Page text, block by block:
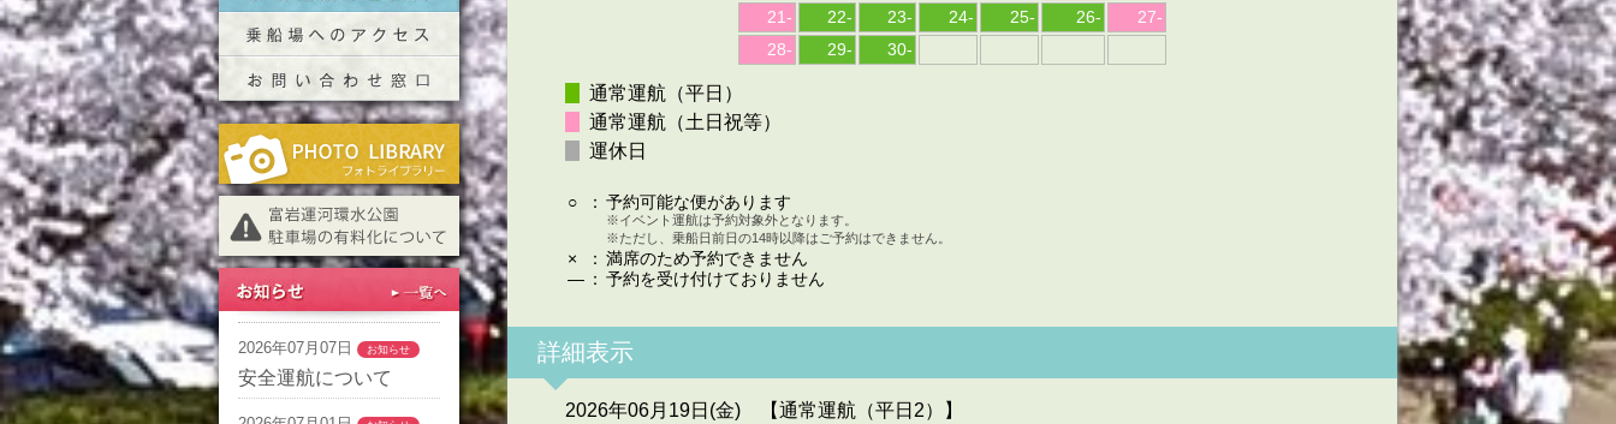
2026年07月07日 お知らせ
安全運航について
21- 22- 23- 24- 25- 26- 27-
28- 29- 30-
通常運航（平日）
通常運航（土日祝等）
運休日
○ ： 予約可能な便があります
※イベント運航は予約対象外となります。
※ただし、乗船日前日の14時以降はご予約はできません。
× ： 満席のため予約できません
— ： 予約を受け付けておりません
詳細表示
2026年06月19日(金) 【通常運航（平日2）】